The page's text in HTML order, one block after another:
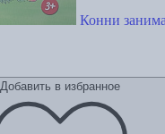
Конни
Добавить в избранное